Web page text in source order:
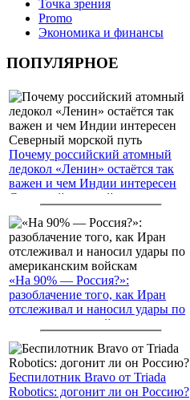
Точка зрения
Promo
Экономика и финансы
ПОПУЛЯРНОЕ
Почему российский атомный
ледокол «Ленин» остаётся так
важен и чем Индии интересен
Северный морской путь
«На 90% — Россия?»:
разоблачение того, как Иран
отслеживал и наносил удары по
американским войскам
Беспилотник Bravo от Triada
Robotics: догонит ли он Россию?